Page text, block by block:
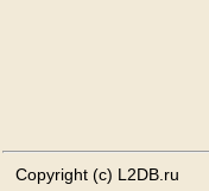
Copyright (c) L2DB.ru